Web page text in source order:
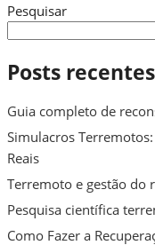
Pesquisar
Posts recentes
Guia completo de
Simulacros
Reais
Terremoto e gestão do
Pesquisa científica
Como Fazer a